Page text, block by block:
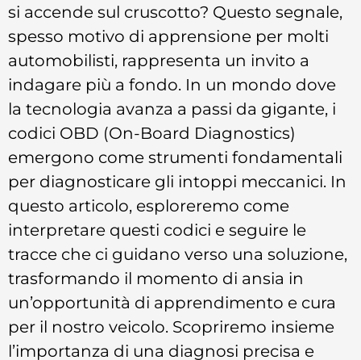
si accende sul cruscotto? Questo segnale,
spesso motivo di apprensione per molti
automobilisti, rappresenta un invito a
indagare più a fondo. In un mondo dove
la tecnologia avanza a passi da gigante, i
codici OBD (On-Board Diagnostics)
emergono come strumenti fondamentali
per diagnosticare gli intoppi meccanici. In
questo articolo, esploreremo come
interpretare questi codici e seguire le
tracce che ci guidano verso una soluzione,
trasformando il momento di ansia in
un’opportunità di apprendimento e cura
per il nostro veicolo. Scopriremo insieme
l’importanza di una diagnosi precisa e